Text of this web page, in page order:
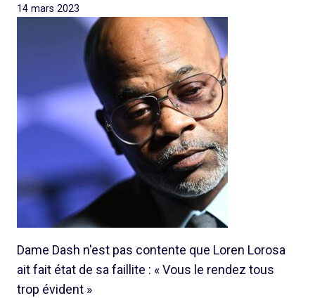
14 mars 2023
Dame Dash n'est pas contente que Loren Lorosa
ait fait état de sa faillite : « Vous le rendez tous
trop évident »